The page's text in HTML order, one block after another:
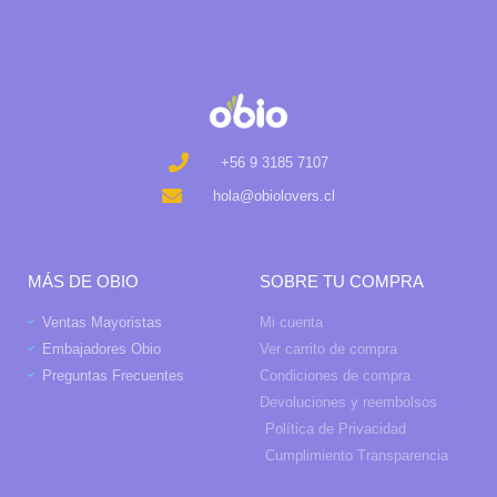
+56 9 3185 7107
hola@obiolovers.cl
MÁS DE OBIO
Ventas Mayoristas
Embajadores Obio
Preguntas Frecuentes
SOBRE TU COMPRA
Mi cuenta
Ver carrito de compra
Condiciones de compra
Devoluciones y reembolsos
Política de Privacidad
Cumplimiento Transparencia